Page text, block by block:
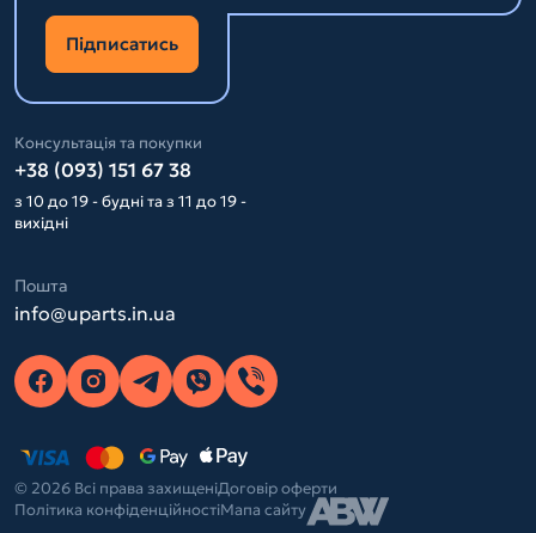
Підписатись
Консультація та покупки
+38 (093) 151 67 38
з 10 до 19 - будні та з 11 до 19 -
вихідні
Пошта
info@uparts.in.ua
© 2026 Всі права захищеніДоговір оферти
Політика конфіденційностіМапа сайту